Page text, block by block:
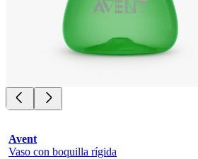
Avent
Vaso con boquilla rígida